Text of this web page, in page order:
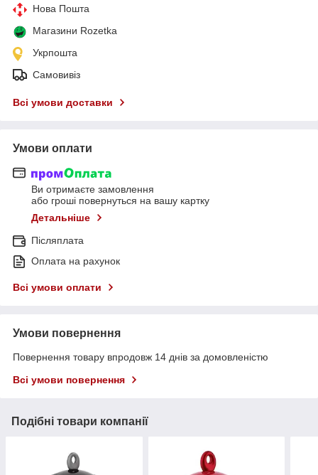
Нова Пошта
Магазини Rozetka
Укрпошта
Самовивіз
Всі умови доставки
Умови оплати
Ви отримаєте замовлення
або гроші повернуться на вашу картку
Детальніше
Післяплата
Оплата на рахунок
Всі умови оплати
Умови повернення
Повернення товару впродовж 14 днів за домовленістю
Всі умови повернення
Подібні товари компанії